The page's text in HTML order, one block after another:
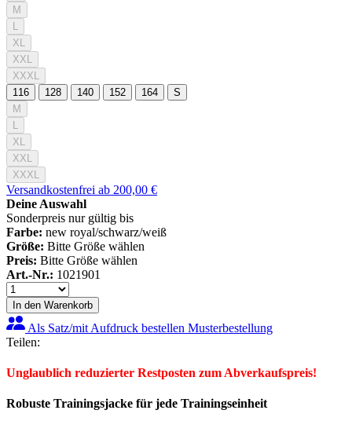
M
XL
XXL
XXXL
116
128 140 152 164
S
M
XL
XXL
XXXL
Versandkostenfrei ab 200,00 €
Deine Auswahl
Sonderpreis nur gültig bis
Farbe: new royal/schwarz/weiß
Größe: Bitte Größe wählen
Preis: Bitte Größe wählen
Art.-Nr.: 1021901
In den Warenkorb
Als Satz/mit Aufdruck bestellen Musterbestellung
Teilen:
Unglaublich reduzierter Restposten zum Abverkaufspreis!
Robuste Trainingsjacke für jede Trainingseinheit